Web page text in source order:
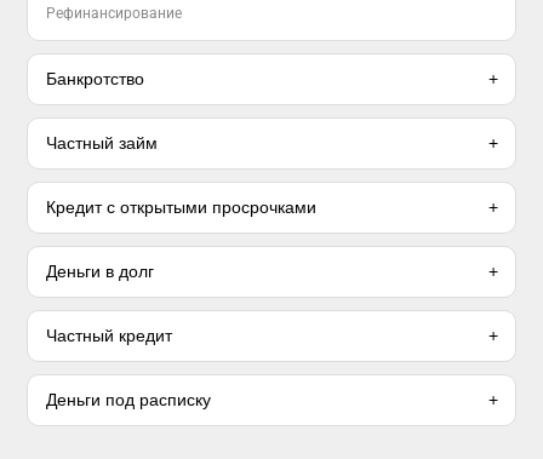
Рефинансирование
Банкротство
Частный займ
Кредит с открытыми просрочками
Деньги в долг
Частный кредит
Деньги под расписку